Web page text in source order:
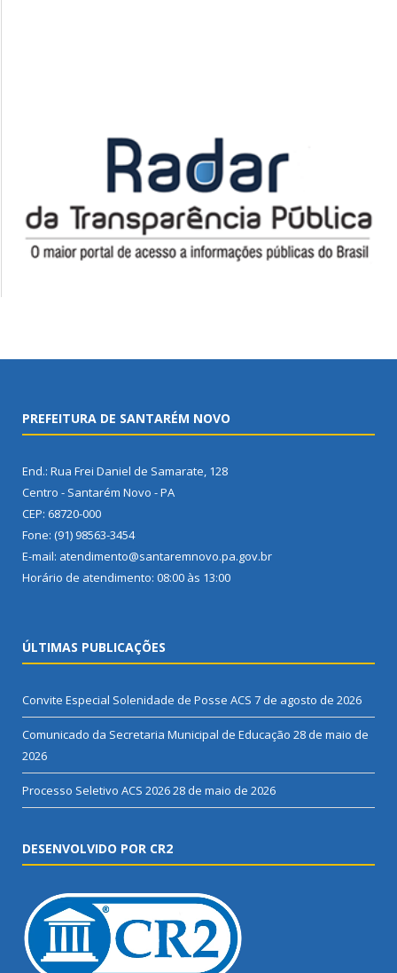
PREFEITURA DE SANTARÉM NOVO
End.: Rua Frei Daniel de Samarate, 128
Centro - Santarém Novo - PA
CEP: 68720-000
Fone: (91) 98563-3454
E-mail: atendimento@santaremnovo.pa.gov.br
Horário de atendimento: 08:00 às 13:00
ÚLTIMAS PUBLICAÇÕES
Convite Especial Solenidade de Posse ACS 7 de agosto de 2026
Comunicado da Secretaria Municipal de Educação 28 de maio de
2026
Processo Seletivo ACS 202628 de maio de 2026
DESENVOLVIDO POR CR2